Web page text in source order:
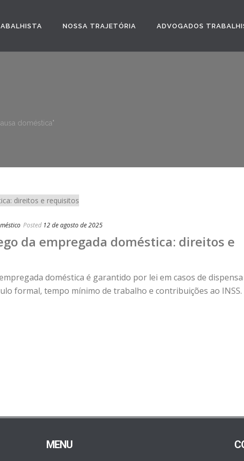
NOSSA TRAJETÓRIA ADVOGADOS
doméstica"
Posted 12 de agosto de 2025
da empregada doméstica: direitos e
doméstica é garantido por lei em casos de dispensa
formal, tempo mínimo de trabalho e contribuições ao INSS.
MENU